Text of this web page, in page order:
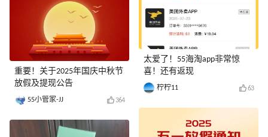
重要！关于2025年国庆中秋节
放假及提现公告
55小管家-JJ 364
太爱了！55海淘app非常惊
喜！还有返现
柠柠11 63